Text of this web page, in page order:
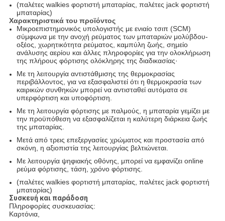
(παλέτες walkies φορτιστή μπαταρίας, παλέτες jack φορτιστή
μπαταρίας)
Χαρακτηριστικά του προϊόντος
Μικροεπιστημονικός υπολογιστής με ενιαίο τσιπ (SCM)
σύμφωνα με την ανοχή ρεύματος των μπαταριών μολύβδου-
οξέος, χωρητικότητα ρεύματος, καμπύλη ζωής, σημείο
ανάλυσης αερίου και άλλες πληροφορίες για την ολοκλήρωση
της πλήρους φόρτισης ολόκληρης της διαδικασίας·
Με τη λειτουργία αντιστάθμισης της θερμοκρασίας
περιβάλλοντος, για να εξασφαλιστεί ότι η θερμοκρασία των
καιρικών συνθηκών μπορεί να αντισταθεί αυτόματα σε
υπερφόρτιση και υποφόρτιση.
Με τη λειτουργία φόρτισης με παλμούς, η μπαταρία γεμίζει με
την προϋπόθεση να εξασφαλίζεται η καλύτερη διάρκεια ζωής
της μπαταρίας.
Μετά από τρεις επεξεργασίες χρώματος και προστασία από
σκόνη, η αξιοπιστία της λειτουργίας βελτιώνεται.
Με λειτουργία ψηφιακής οθόνης, μπορεί να εμφανίζει online
ρεύμα φόρτισης, τάση, χρόνο φόρτισης.
(παλέτες walkies φορτιστή μπαταρίας, παλέτες jack φορτιστή
μπαταρίας)
Συσκευή και παράδοση
Πληροφορίες συσκευασίας:
Καρτόνια,